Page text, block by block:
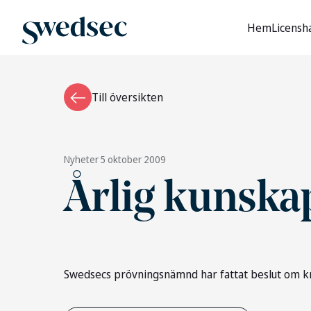
Hem
Till översikten
Nyheter5 oktober 2009
Årlig
Swedsecs prövningsnämnd har fattat beslut om